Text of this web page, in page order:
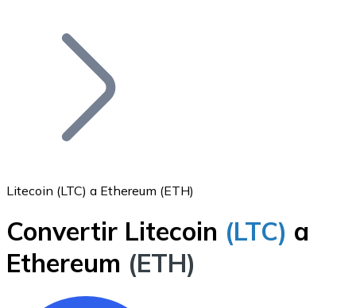
Añade tu proyecto a nuestro ecosistema.
Bitcoin
BTC
Litecoin (LTC) a Ethereum (ETH)
Convertir Litecoin (LTC) a
Ethereum (ETH)